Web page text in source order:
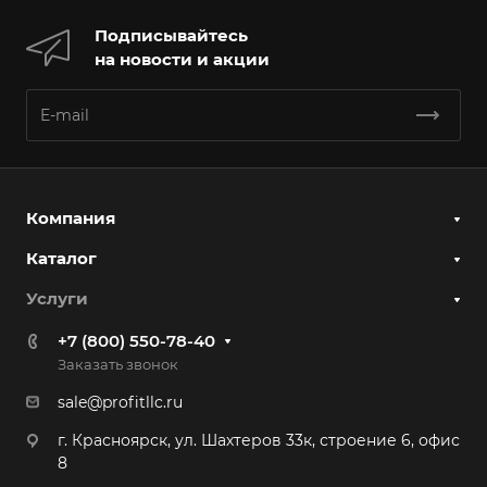
Подписывайтесь
на новости и акции
Компания
Каталог
Услуги
+7 (800) 550-78-40
Заказать звонок
sale@profitllc.ru
г. Красноярск, ул. Шахтеров 33к, строение 6, офис
8